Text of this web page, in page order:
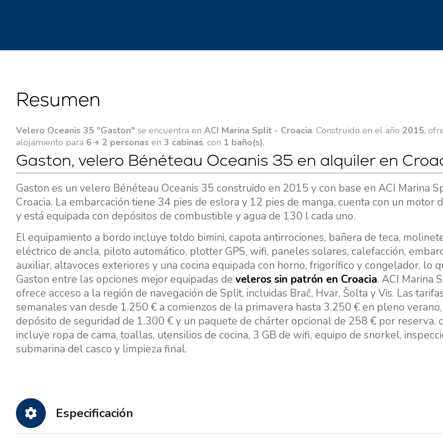
Resumen
Velero Oceanis 35 "Gaston" se encuentra en ACI Marina Split - Croacia. Construido en el año 2015,
alojamiento para 6 + 2 personas en 3 cabinas, con 1 baño(s).
Gaston, velero Bénéteau Oceanis 35 en alquiler en
Gaston es un velero Bénéteau Oceanis 35 construido en 2015 y con base en ACI Marina
Croacia. La embarcación tiene 34 pies de eslora y 12 pies de manga, cuenta con un motor
y está equipada con depósitos de combustible y agua de 130 l cada uno.
El equipamiento a bordo incluye toldo bimini, capota antirrociones, bañera de teca,
eléctrico de ancla, piloto automático, plotter GPS, wifi, paneles solares, calefacción,
auxiliar, altavoces exteriores y una cocina equipada con horno, frigorífico y congelador, lo
Gaston entre las opciones mejor equipadas de veleros sin patrón en Croacia. ACI Marina
ofrece acceso a la región de navegación de Split, incluidas Brač, Hvar, Šolta y Vis. Las
semanales van desde 1.250 € a comienzos de la primavera hasta 3.250 € en pleno
depósito de seguridad de 1.300 € y un paquete de chárter opcional de 258 € por reserva,
incluye ropa de cama, toallas, utensilios de cocina, 3 GB de wifi, equipo de snorkel,
submarina del casco y limpieza final.
Especificación